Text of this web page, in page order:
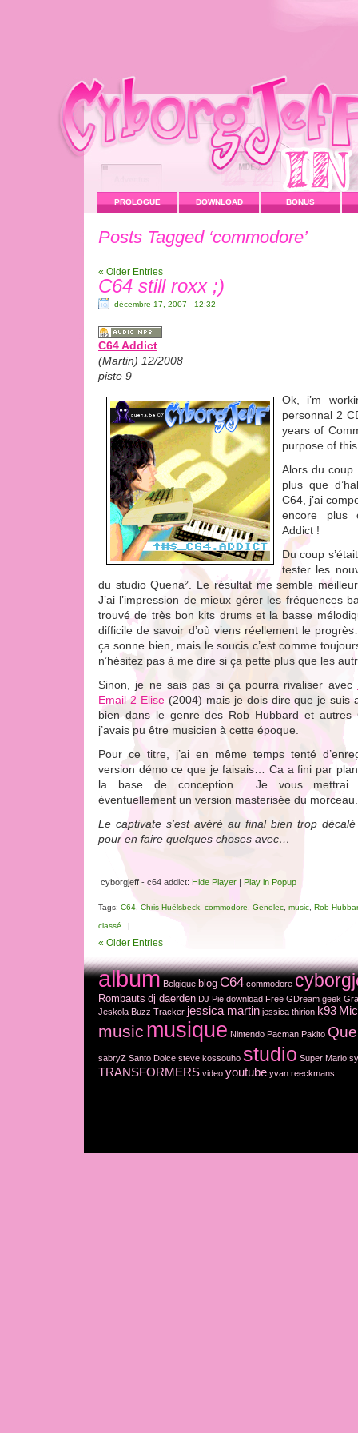
PROLOGUE DOWNLOAD BONUS
Posts Tagged ‘commodore’
« Older Entries
C64 still roxx ;)
décembre 17, 2007 - 12:32
C64 Addict
(Martin) 12/2008
piste 9
Ok, i’m
personnal 2
years of
purpose of
Alors du coup
plus que
C64, j’ai
encore plus
Addict !
Du coup
tester les
du studio Quena². Le résultat me semble
J’ai l’impression de mieux gérer les fréquences
trouvé de très bon kits drums et la basse
difficile de savoir d’où viens réellement le
ça sonne bien, mais le soucis c’est comme
n’hésitez pas à me dire si ça pette plus que les
Sinon, je ne sais pas si ça pourra rivaliser avec
Email 2 Elise(2004) mais je dois dire que je suis
bien dans le genre des Rob Hubbard et
j’avais pu être musicien à cette époque.
Pour ce titre, j’ai en même temps tenté
version démo ce que je faisais… Ca a fini par
la base de conception… Je vous mettrai
éventuellement un version masterisée du morceau.
Le captivate s’est avéré au final bien trop
pour en faire quelques choses avec…
cyborgjeff - c64 addict: Hide Player | Play in Popup
Tags: C64 Chris Huëlsbeck commodore Genelec music Rob
classé |
« Older Entries
album Belgique blog C64 commodore
Rombauts dj daerden DJ Pie download Free GDream geek
Jeskola Buzz Tracker jessica martin jessica thirion k93
music musique Nintendo Pacman Pakito
sabryZ Santo Dolce steve kossouho studio Super Mario
TRANSFORMERS video youtube yvan reeckmans